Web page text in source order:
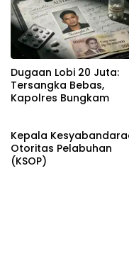
Dugaan Lobi 20 Juta:
Tersangka Bebas,
Kapolres Bungkam
Kepala
Otoritas Pelabuhan
(KSOP)